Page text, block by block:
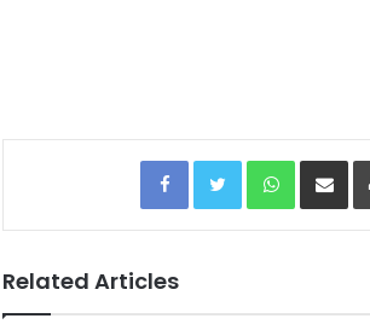
Facebook Twitter WhatsApp
Related Articles